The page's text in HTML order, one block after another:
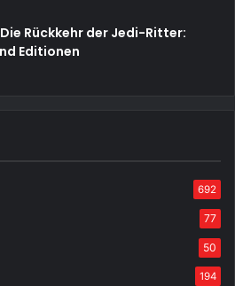
Rückkehr der Jedi-Ritter:
Editionen
692
77
50
194